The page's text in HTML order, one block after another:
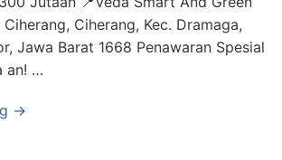
Ciherang, Kec. Dramaga,
Jawa Barat 1668 Penawaran Spesial
an! …
→